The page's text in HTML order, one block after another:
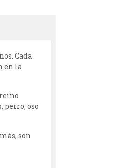
Cada
en la
oso
son